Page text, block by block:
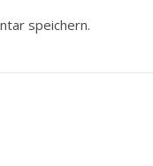
speichern.